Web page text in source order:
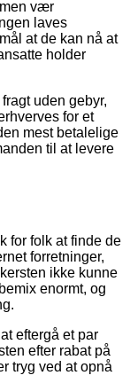
vær
laves
at de kan nå at
holder
uden gebyr,
for et
mest betalelige
til at levere
for folk at finde de
forretninger,
ikke kunne
enormt, og
eftergå et par
efter rabat på
tryg ved at opnå